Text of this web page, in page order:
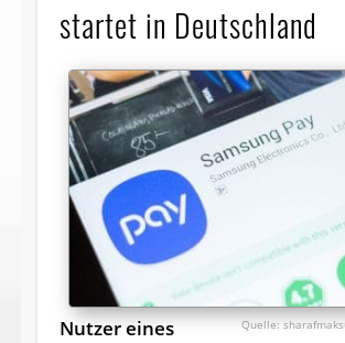
startet in Deutschland
Nutzer eines